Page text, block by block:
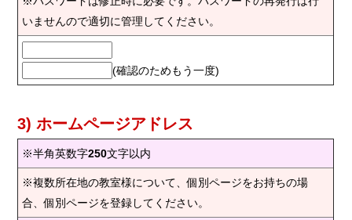
いませんので適切に管理してください。
(確認のためもう一度)
3) ホームページアドレス
※半角英数字250文字以内
※複数所在地の教室様について、個別ページをお持ちの場
合、個別ページを登録してください。